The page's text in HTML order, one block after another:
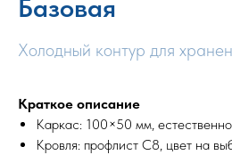
Базовая
Холодный контур для
Краткое описание
Каркас: 100×50 мм,
Кровля: профлист С8, цвет на